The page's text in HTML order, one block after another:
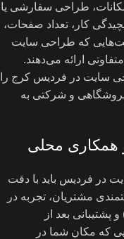
طراحی سفارشی یا
کار، تعداد صفحات،
که طراحی سایت
ارائه می‌دهند.
سایت در فردیس کرج را
و شرکتی به
همکاری محلی
در فردیس باید با دقت
مشتریان، تجربه در
بعد از
که مکان شما در